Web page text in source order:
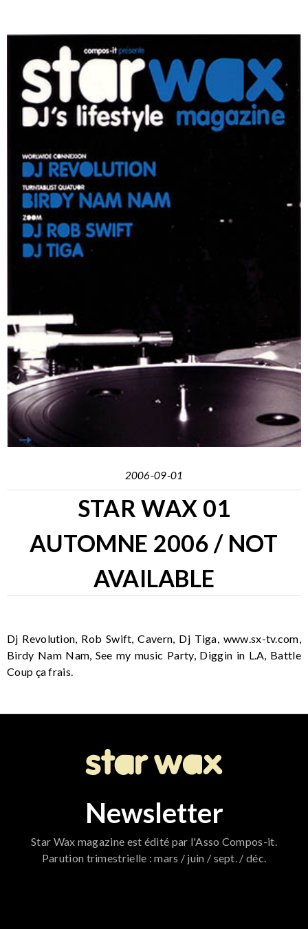
2006-09-01
STAR WAX 01
AUTOMNE 2006 / NOT
AVAILABLE
Dj Revolution, Rob Swift, Cavern, Dj Tiga, www.sx-tv.com,
Birdy Nam Nam, See my music Party, Diggin in L.A, Battle
Coup ça frais.
Newsletter
Star Wax magazine est édité par l'Asso Compos-it.
Parution trimestrielle : mars / juin / sept. / déc.